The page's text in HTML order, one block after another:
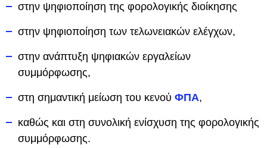
στην ψηφιοποίηση της φορολογικής διοίκησης
στην ψηφιοποίηση των τελωνειακών ελέγχων,
στην ανάπτυξη ψηφιακών εργαλείων
συμμόρφωσης,
στη σημαντική μείωση του κενού ΦΠΑ,
καθώς και στη συνολική ενίσχυση της φορολογικής
συμμόρφωσης.